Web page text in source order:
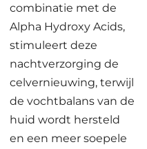
combinatie met de
Alpha Hydroxy Acids,
stimuleert deze
nachtverzorging de
celvernieuwing, terwijl
de vochtbalans van de
huid wordt hersteld
en een meer soepele